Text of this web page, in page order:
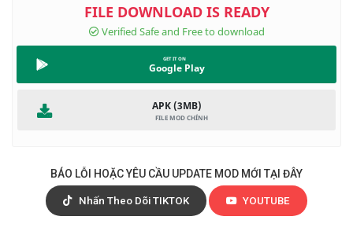
Google Play
APK (3MB)
BÁO LỖI HOẶC YÊU CẦU UPDATE MOD MỚI TẠI ĐÂY
Nhấn Theo Dõi TIKTOK YOUTUBE